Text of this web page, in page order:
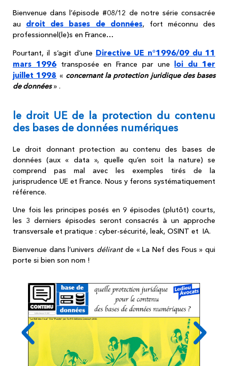
Bienvenue dans l’épisode #08/12 de notre série consacrée
au droit des bases de données, fort méconnu des
professionnel(le)s en France…
Pourtant, il s’agit d’une Directive UE n°1996/09 du 11
mars 1996transposée en France par une
loi du 1er
juillet 1998 « concernant la protection juridique des bases
de données» .
le droit UE de la protection du contenu
des bases de données numériques
Le droit donnant protection au contenu des bases de
données (aux « data », quelle qu’en soit la nature) se
comprend pas mal avec les exemples tirés de la
jurisprudence UE et France. Nous y ferons systématiquement
référence.
Une fois les principes posés en 9 épisodes (plutôt) courts,
les 3 derniers épisodes seront consacrés à un approche
transversale et pratique : cyber-sécurité, leak, OSINT et IA.
Bienvenue dans l’univers délirantde « La Nef des Fous » qui
porte si bien son nom !